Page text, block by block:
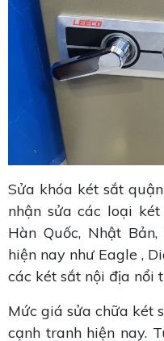
Sửa khóa két sắt
nhận sửa các loại
Hàn Quốc, Nhật
hiện nay như Eagle ,
các két sắt nội địa nổi
Mức giá sửa chữa két
cạnh tranh hiện nay.